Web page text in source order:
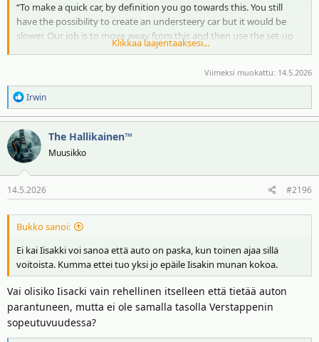
“To make a quick car, by definition you go towards this. You still
have the possibility to create an understeery car but it would be
slower. Our job is to move away from this and then use the set-up
"I think Red Bull, from what I could see, the 2024 car, and through
the very last stages of 2023 started to become more difficult to
drive. Of course, Max could handle that. It didn't suit him but he
could handle it.
Klikkaa laajentaaksesi...
Viimeksi muokattu: 14.5.2026
R
e
a
k
t
i
o
t
Irwin
The Hallikainen™
Muusikko
14.5.2026 #2196
Bukko sanoi:
Ei kai Iisakki voi sanoa että auto on paska, kun toinen ajaa sillä
voitoista. Kumma ettei tuo yksi jo epäile Iisakin munan kokoa.
Vai olisiko Iisacki vain rehellinen itselleen että tietää auton
parantuneen, mutta ei ole samalla tasolla Verstappenin
sopeutuvuudessa?